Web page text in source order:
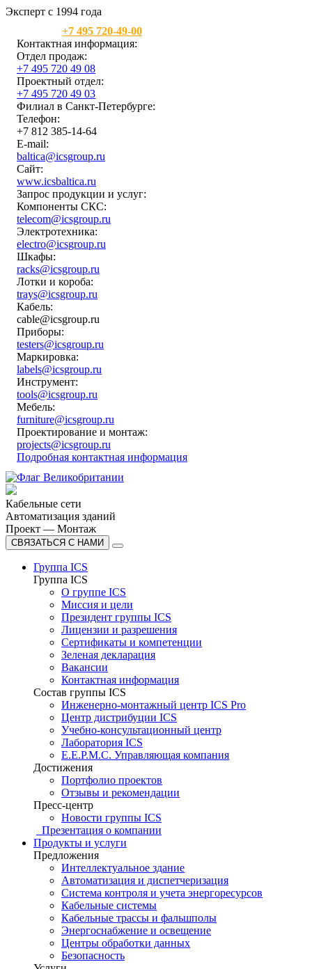
Эксперт с 1994 года
+7 495 720-49-00
Контактная информация:
Отдел продаж:
+7 495 720 49 08
Проектный отдел:
+7 495 720 49 03
Филиал в Санкт-Петербурге:
Телефон:
+7 812 385-14-64
E-mail:
baltica@icsgroup.ru
Сайт:
www.icsbaltica.ru
Запрос продукции и услуг:
Компоненты СКС:
telecom@icsgroup.ru
Электротехника:
electro@icsgroup.ru
Шкафы:
racks@icsgroup.ru
Лотки и короба:
trays@icsgroup.ru
Кабель:
cable@icsgroup.ru
Приборы:
testers@icsgroup.ru
Маркировка:
labels@icsgroup.ru
Инструмент:
tools@icsgroup.ru
Мебель:
furniture@icsgroup.ru
Проектирование и монтаж:
projects@icsgroup.ru
Подробная контактная информация
Кабельные сети
Автоматизация зданий
Проект — Монтаж
СВЯЗАТЬСЯ С НАМИ
Группа ICS
Группа ICS
О группе ICS
Миссия и цели
Президент группы ICS
Лицензии и разрешения
Сертификаты и компетенции
Зеленая декларация
Вакансии
Контактная информация
Состав группы ICS
Инженерно-монтажный центр ICS Pro
Центр дистрибуции ICS
Учебно-консультационный центр
Лаборатория ICS
E.E.P.M.C. Управляющая компания
Достижения
Портфолио проектов
Отзывы и рекомендации
Пресс-центр
Новости группы ICS
Презентация о компании
Продукты и услуги
Предложения
Интеллектуальное здание
Автоматизация и диспетчеризация
Система контроля и учета энергоресурсов
Кабельные системы
Кабельные трассы и фальшполы
Энергоснабжение и освещение
Центры обработки данных
Безопасность